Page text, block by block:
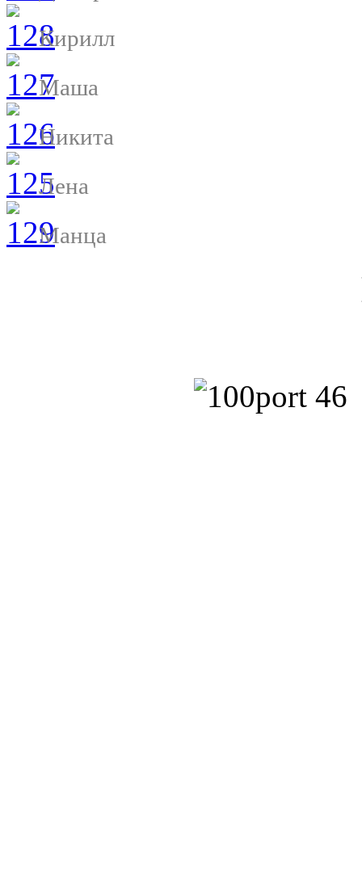
Кирилл
Маша
Никита
Лена
Манца